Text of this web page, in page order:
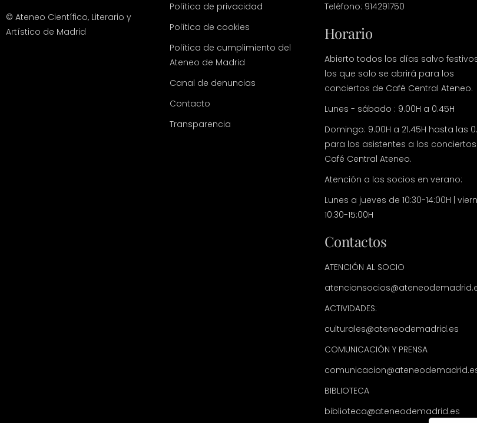
© Ateneo Científico, Literario y
Artístico de Madrid
Política de privacidad
Política de cookies
Política de cumplimiento del
Ateneo de Madrid
Canal de denuncias
Contacto
Transparencia
Teléfono: 914291750
Horario
Abierto todos los días salvo
los que solo se abrirá para los
conciertos de Café Central Ateneo.
Lunes - sábado : 9.00H a 0.45H
Domingo: 9.00H a 21.45H hasta las
para los asistentes a los
Café Central Ateneo.
Atención a los socios en verano:
Lunes a jueves de 10:30-14:00H |
10:30-15:00H
Contactos
ATENCIÓN AL SOCIO
ACTIVIDADES:
culturales@ateneodemadrid.es
COMUNICACIÓN Y PRENSA
BIBLIOTECA
biblioteca@ateneodemadrid.es